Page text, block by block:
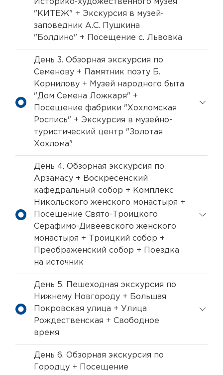
Историко-художественного музея
"КИТЕЖ" + Экскурсия в музей-
заповедник А.С. Пушкина
"Болдино" + Посещение с. Львовка
День 3. Обзорная экскурсия по
Семенову + Памятник поэту Б.
Корнилову + Музей народного быта
"Дом Семена Ложкаря" +
Посещение фабрики "Хохломская
Роспись" + Экскурсия в музейно-
туристический центр "Золотая
Хохлома"
День 4. Обзорная экскурсия по
Арзамасу + Воскресенский
кафедральный собор + Комплекс
Никольского женского монастыря +
Посещение Свято-Троицкого
Серафимо-Дивеевского женского
монастыря + Троицкий собор +
Преображенский собор + Поездка
на источник
День 5. Пешеходная экскурсия по
Нижнему Новгороду + Большая
Покровская улица + Улица
Рождественская + Свободное
время
День 6. Обзорная экскурсия по
Городцу + Посещение